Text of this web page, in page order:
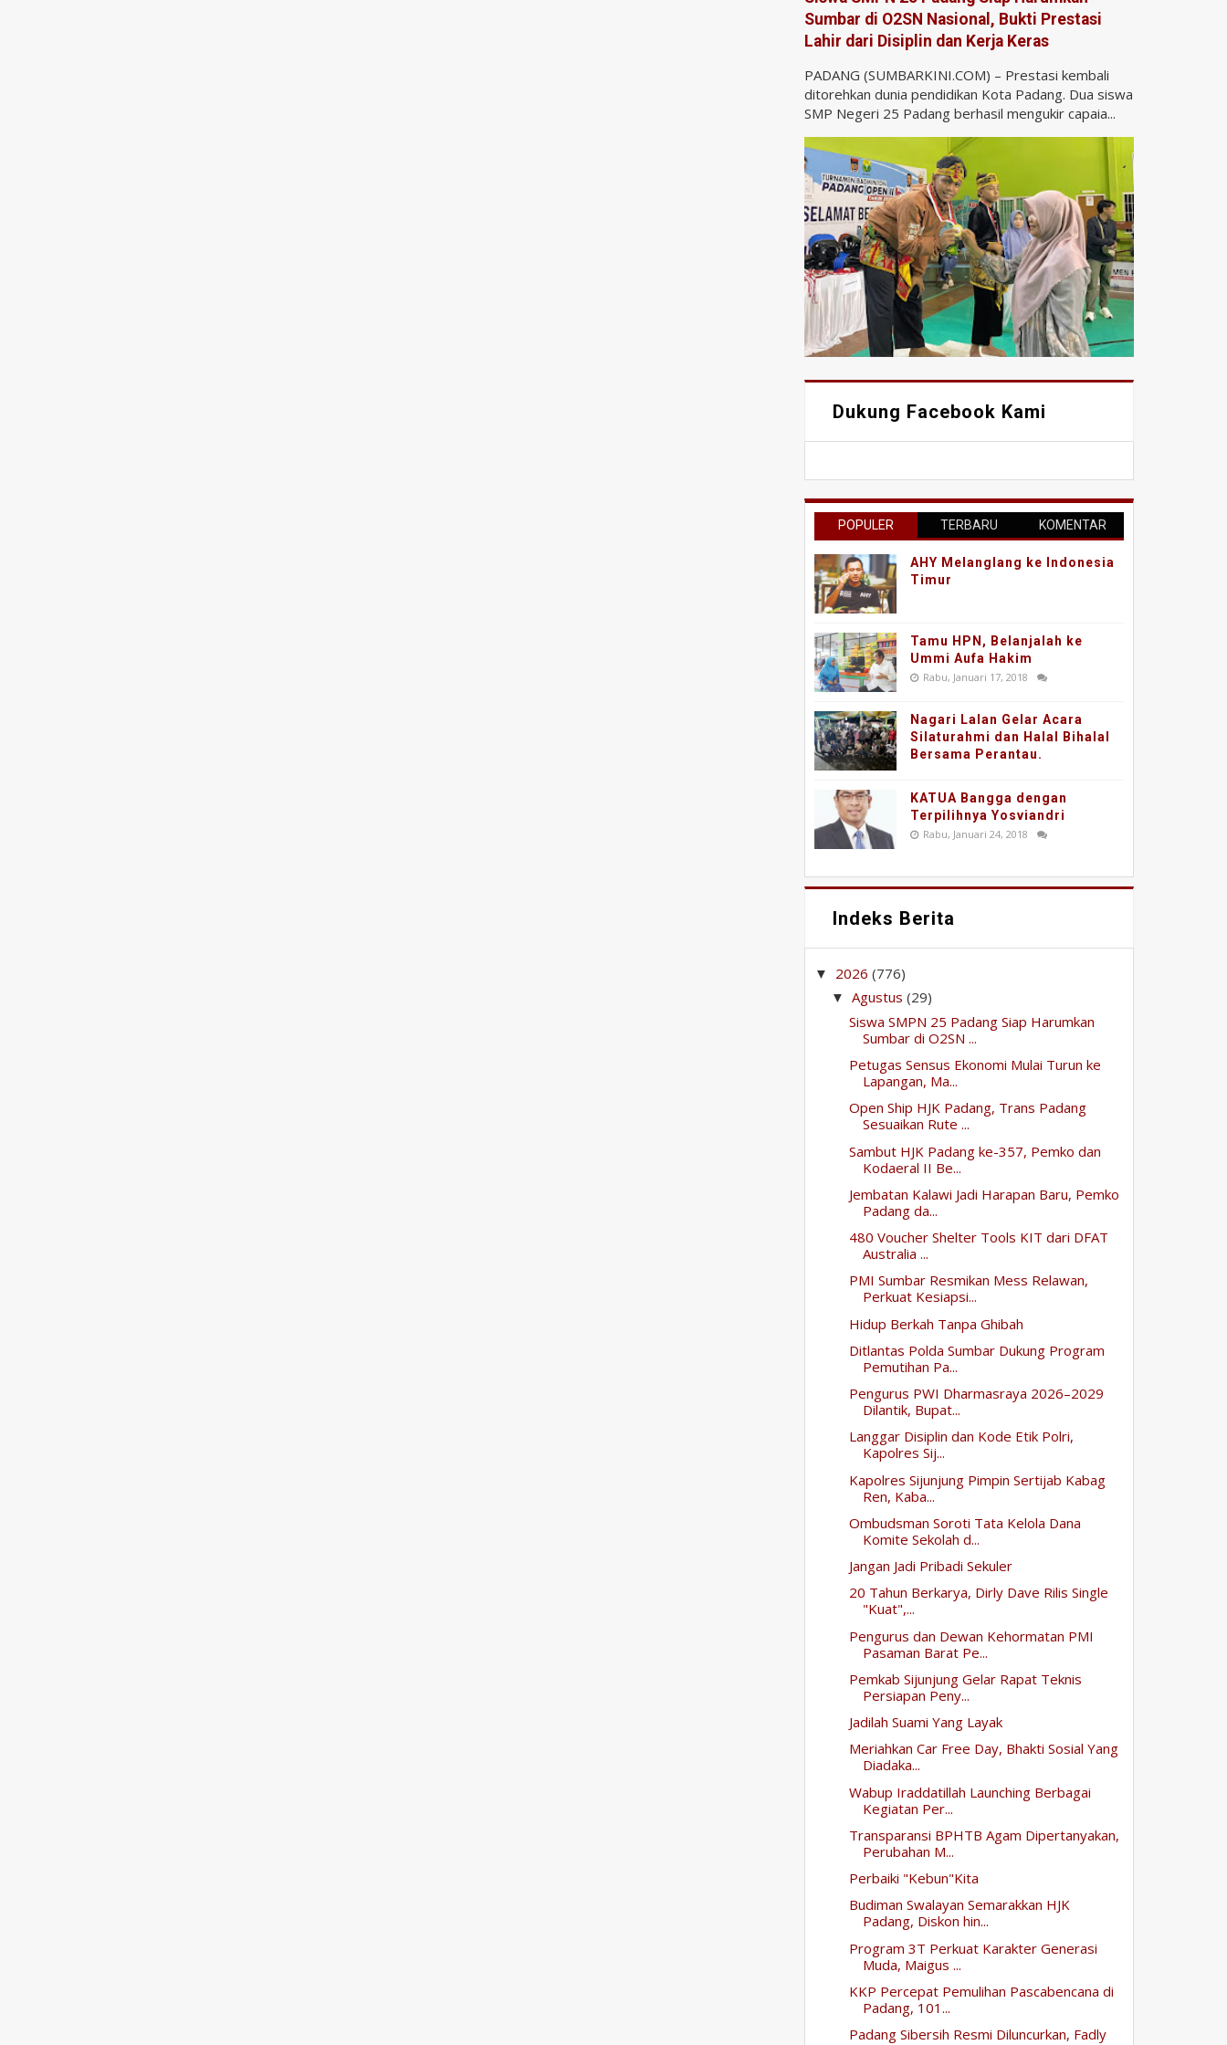
Sumbar di O2SN Nasional, Bukti Prestasi
Lahir dari Disiplin dan Kerja Keras
PADANG (SUMBARKINI.COM) – Prestasi kembali
ditorehkan dunia pendidikan Kota Padang. Dua siswa
SMP Negeri 25 Padang berhasil mengukir capaia...
Dukung Facebook Kami
POPULER TERBARU KOMENTAR
AHY Melanglang ke Indonesia
Timur
Tamu HPN, Belanjalah ke
Ummi Aufa Hakim
Rabu, Januari 17, 2018
Nagari Lalan Gelar Acara
Silaturahmi dan Halal Bihalal
Bersama Perantau.
KATUA Bangga dengan
Terpilihnya Yosviandri
Rabu, Januari 24, 2018
Indeks Berita
▼ 2026(776)
▼Agustus(29)
Siswa SMPN 25 Padang Siap Harumkan
Sumbar di O2SN ...
Petugas Sensus Ekonomi Mulai Turun ke
Lapangan, Ma...
Open Ship HJK Padang, Trans Padang
Sesuaikan Rute ...
Sambut HJK Padang ke-357, Pemko dan
Kodaeral II Be...
Jembatan Kalawi Jadi Harapan Baru, Pemko
Padang da...
480 Voucher Shelter Tools KIT dari DFAT
Australia ...
PMI Sumbar Resmikan Mess Relawan,
Perkuat Kesiapsi...
Hidup Berkah Tanpa Ghibah
Ditlantas Polda Sumbar Dukung Program
Pemutihan Pa...
Pengurus PWI Dharmasraya 2026–2029
Dilantik, Bupat...
Langgar Disiplin dan Kode Etik Polri,
Kapolres Sij...
Kapolres Sijunjung Pimpin Sertijab Kabag
Ren, Kaba...
Ombudsman Soroti Tata Kelola Dana
Komite Sekolah d...
Jangan Jadi Pribadi Sekuler
20 Tahun Berkarya, Dirly Dave Rilis Single
"Kuat",...
Pengurus dan Dewan Kehormatan PMI
Pasaman Barat Pe...
Pemkab Sijunjung Gelar Rapat Teknis
Persiapan Peny...
Jadilah Suami Yang Layak
Meriahkan Car Free Day, Bhakti Sosial Yang
Diadaka...
Wabup Iraddatillah Launching Berbagai
Kegiatan Per...
Transparansi BPHTB Agam Dipertanyakan,
Perubahan M...
Perbaiki "Kebun"Kita
Budiman Swalayan Semarakkan HJK
Padang, Diskon hin...
Program 3T Perkuat Karakter Generasi
Muda, Maigus ...
KKP Percepat Pemulihan Pascabencana di
Padang, 101...
Padang Sibersih Resmi Diluncurkan, Fadly